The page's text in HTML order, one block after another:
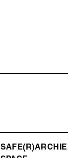
SAFE(R)